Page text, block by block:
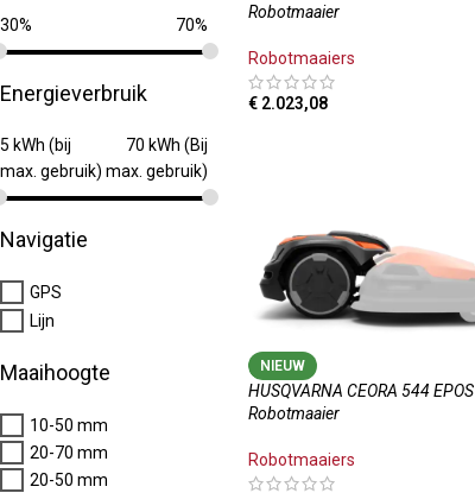
30% 70%
Energieverbruik
5 kWh (bij
max. gebruik)
70 kWh (Bij
max. gebruik)
Navigatie
GPS
Lijn
Maaihoogte
10-50 mm
20-70 mm
20-50 mm
Robotmaaier
Robotmaaiers
€2.023,08
NIEUW
HUSQVARNA CEORA 544 EPOS
Robotmaaier
Robotmaaiers